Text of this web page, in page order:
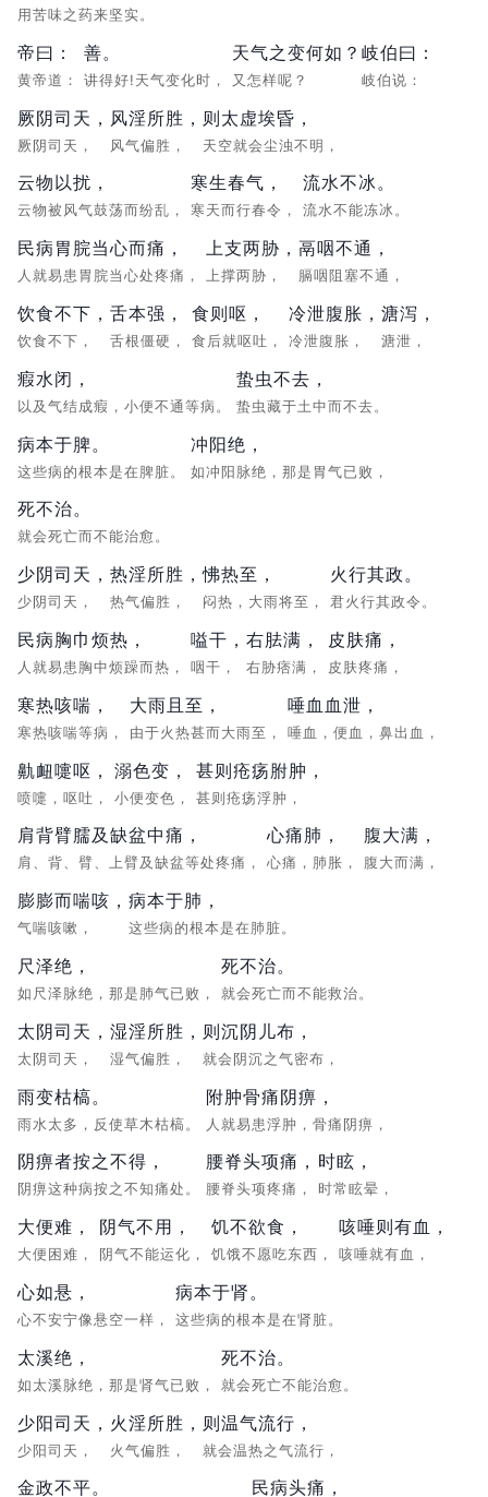
用苦味之药来坚实。
帝曰：
黄帝道：
善。
讲得好!天气变化时，
天气之变何如？
又怎样呢？
岐伯曰：
岐伯说：
厥阴司天，
厥阴司天，
风淫所胜，
风气偏胜，
则太虚埃昏，
天空就会尘浊不明，
云物以扰，
云物被风气鼓荡而纷乱，
寒生春气，
寒天而行春令，
流水不冰。
流水不能冻冰。
民病胃脘当心而痛，
人就易患胃脘当心处疼痛，
上支两胁，
上撑两胁，
鬲咽不通，
膈咽阻塞不通，
饮食不下，
饮食不下，
舌本强，
舌根僵硬，
食则呕，
食后就呕吐，
冷泄腹胀，
冷泄腹胀，
溏泻，
溏泄，
瘕水闭，
以及气结成瘕，小便不通等病。
蛰虫不去，
蛰虫藏于土中而不去。
病本于脾。
这些病的根本是在脾脏。
冲阳绝，
如冲阳脉绝，那是胃气已败，
死不治。
就会死亡而不能治愈。
少阴司天，
少阴司天，
热淫所胜，
热气偏胜，
怫热至，
闷热，大雨将至，
火行其政。
君火行其政令。
民病胸巾烦热，
人就易患胸中烦躁而热，
嗌干，
咽干，
右胠满，
右胁痞满，
皮肤痛，
皮肤疼痛，
寒热咳喘，
寒热咳喘等病，
大雨且至，
由于火热甚而大雨至，
唾血血泄，
唾血，便血，鼻出血，
鼽衄嚏呕，
喷嚏，呕吐，
溺色变，
小便变色，
甚则疮疡胕肿，
甚则疮疡浮肿，
肩背臂臑及缺盆中痛，
肩、背、臂、上臂及缺盆等处疼痛，
心痛肺，
心痛，肺胀，
腹大满，
腹大而满，
膨膨而喘咳，
气喘咳嗽，
病本于肺，
这些病的根本是在肺脏。
尺泽绝，
如尺泽脉绝，那是肺气已败，
死不治。
就会死亡而不能救治。
太阴司天，
太阴司天，
湿淫所胜，
湿气偏胜，
则沉阴儿布，
就会阴沉之气密布，
雨变枯槁。
雨水太多，反使草木枯槁。
附肿骨痛阴痹，
人就易患浮肿，骨痛阴痹，
阴痹者按之不得，
阴痹这种病按之不知痛处。
腰脊头项痛，
腰脊头项疼痛，
时眩，
时常眩晕，
大便难，
大便困难，
阴气不用，
阴气不能运化，
饥不欲食，
饥饿不愿吃东西，
咳唾则有血，
咳唾就有血，
心如悬，
心不安宁像悬空一样，
病本于肾。
这些病的根本是在肾脏。
太溪绝，
如太溪脉绝，那是肾气已败，
死不治。
就会死亡不能治愈。
少阳司天，
少阳司天，
火淫所胜，
火气偏胜，
则温气流行，
就会温热之气流行，
金政不平。 民病头痛，